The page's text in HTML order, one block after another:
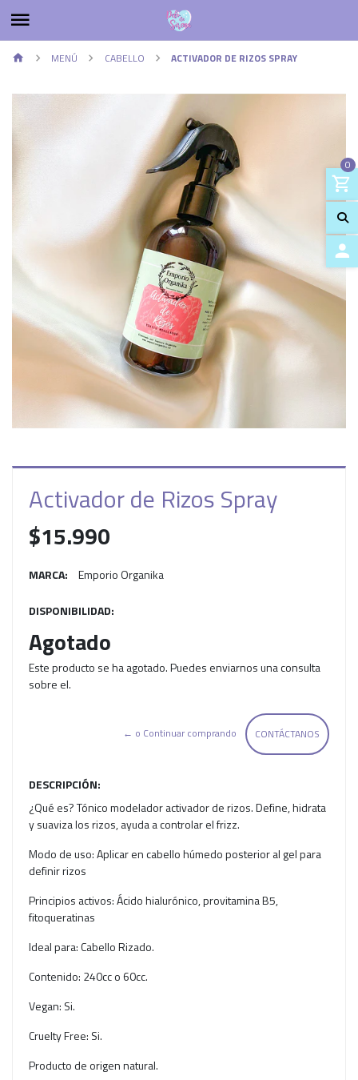
0
MENÚ CABELLO ACTIVADOR DE RIZOS SPRAY
Activador de Rizos Spray
$15.990
MARCA: Emporio Organika
DISPONIBILIDAD:
Agotado
Este producto se ha agotado. Puedes enviarnos una consulta
sobre el.
CONTÁCTANOS
← o Continuar comprando
DESCRIPCIÓN:
¿Qué es? Tónico modelador activador de rizos. Define, hidrata
y suaviza los rizos, ayuda a controlar el frizz.
Modo de uso: Aplicar en cabello húmedo posterior al gel para
definir rizos
Principios activos: Ácido hialurónico, provitamina B5,
fitoqueratinas
Ideal para: Cabello Rizado.
Contenido: 240cc o 60cc.
Vegan: Si.
Cruelty Free: Si.
Producto de origen natural.